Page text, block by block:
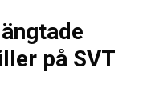
på SVT